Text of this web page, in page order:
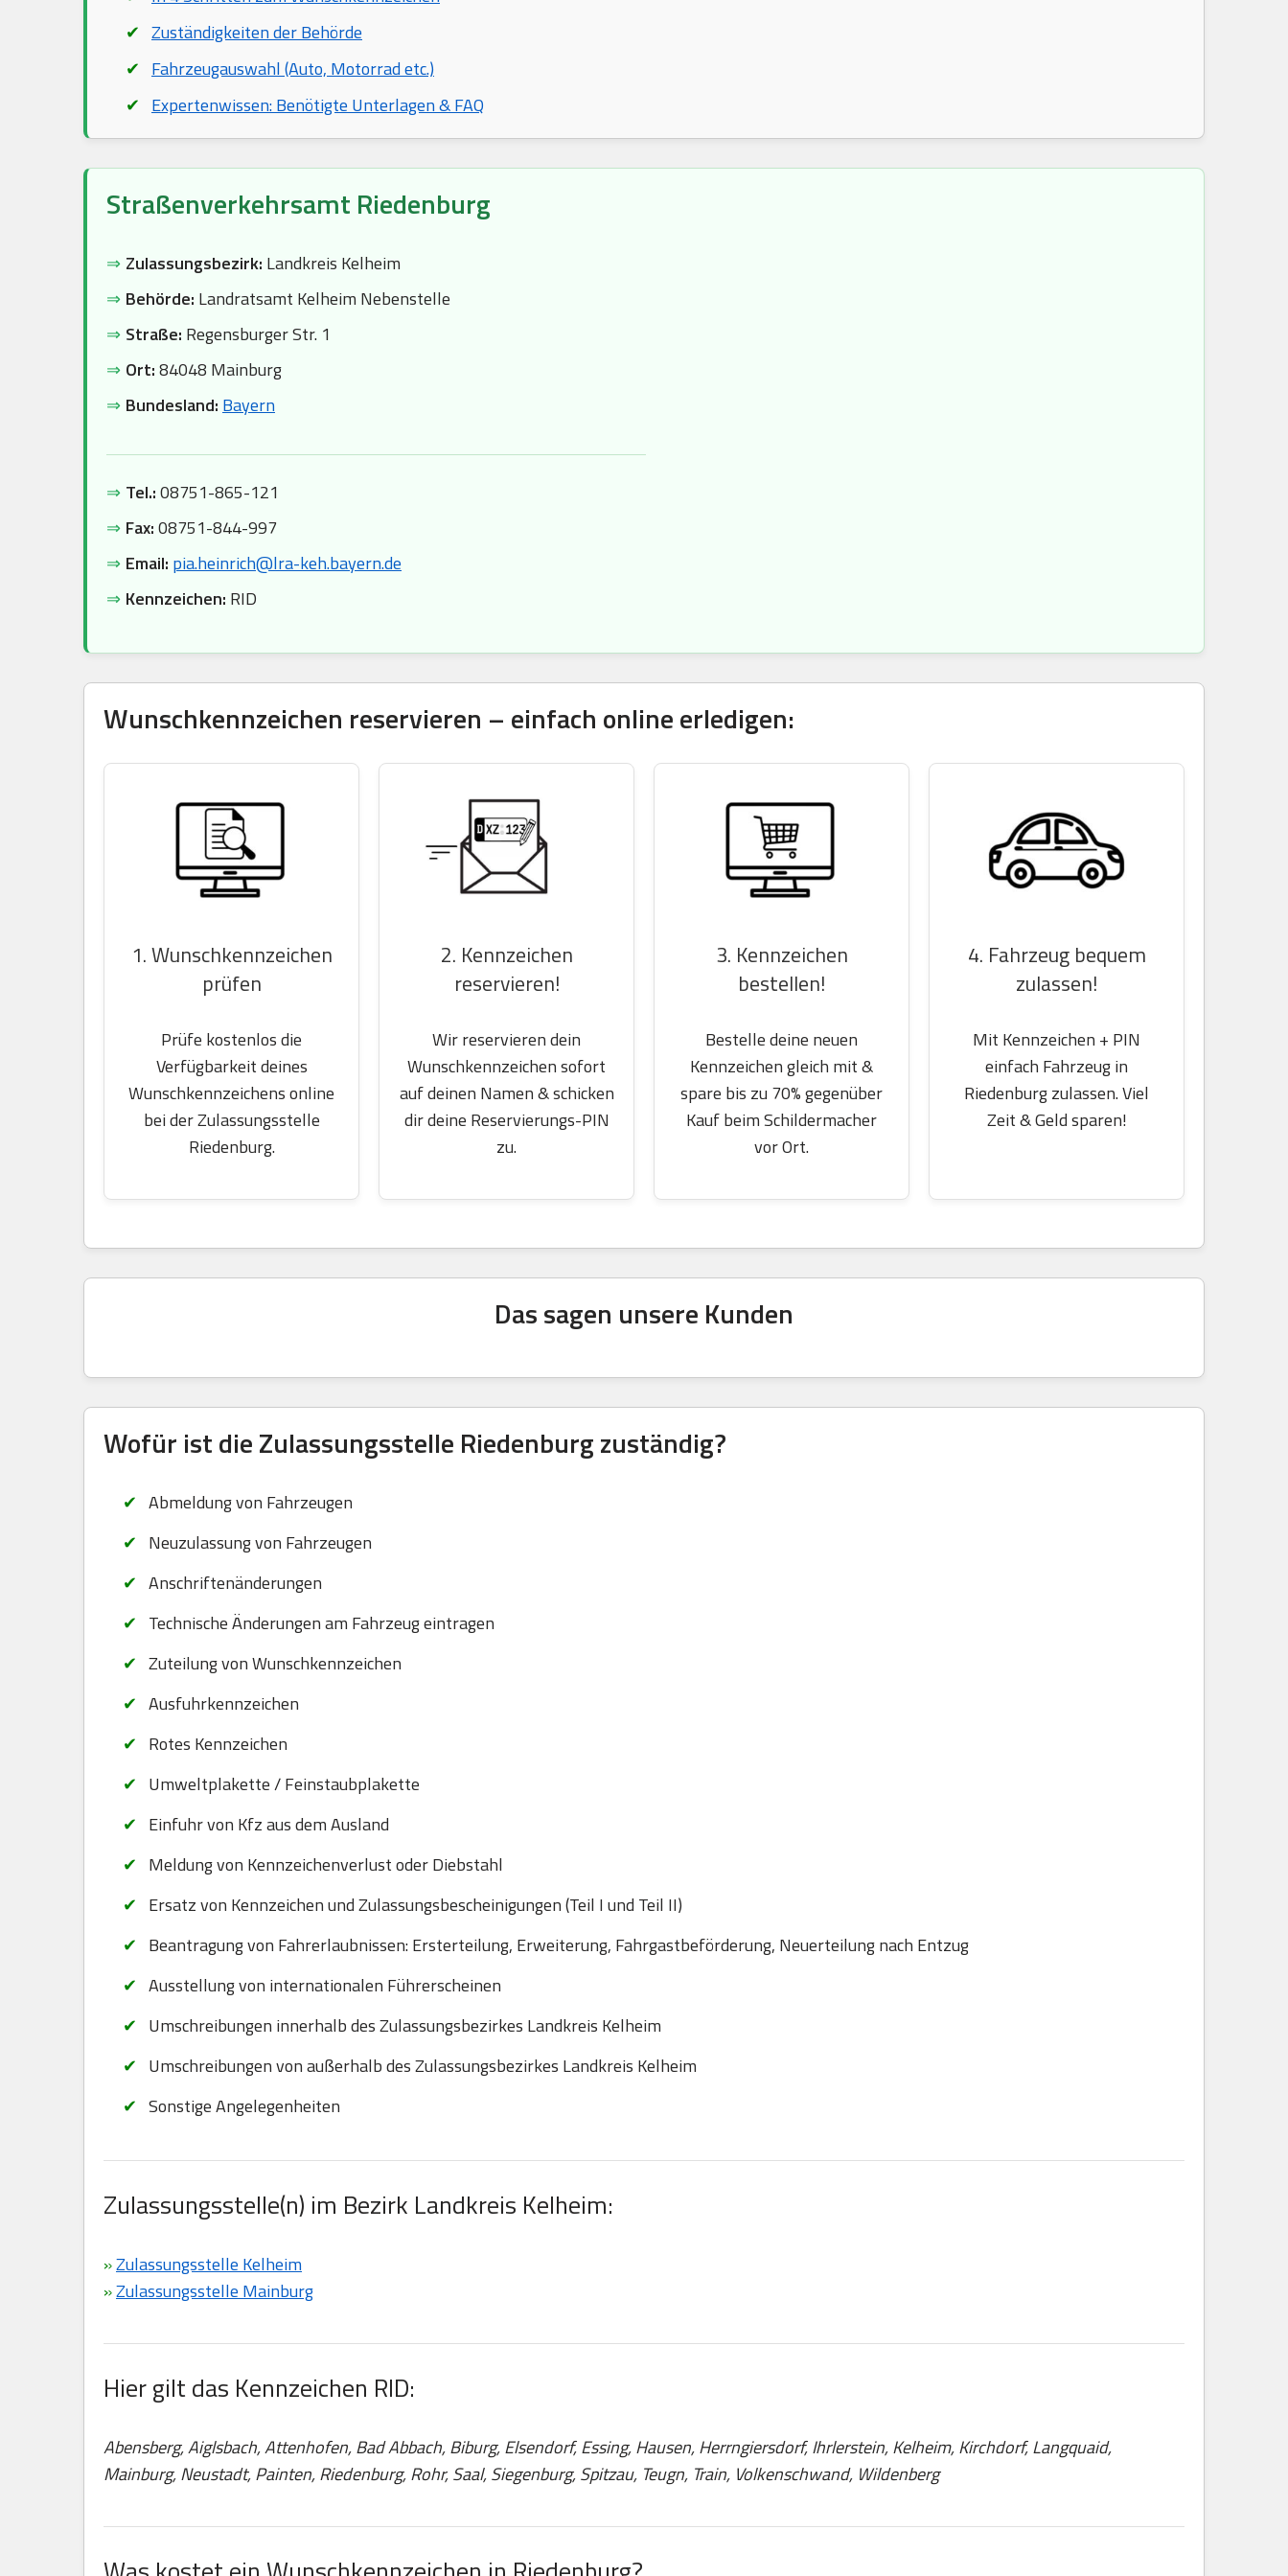
Zuständigkeiten der Behörde
Fahrzeugauswahl (Auto, Motorrad etc.)
Expertenwissen: Benötigte Unterlagen & FAQ
Straßenverkehrsamt Riedenburg
⇒ Zulassungsbezirk: Landkreis Kelheim
⇒ Behörde: Landratsamt Kelheim Nebenstelle
⇒ Straße: Regensburger Str. 1
⇒ Ort:84048 Mainburg
⇒ Bundesland: Bayern
⇒ Tel.:08751-865-121
⇒ Fax:08751-844-997
⇒ Email: pia.heinrich@lra-keh.bayern.de
⇒ Kennzeichen: RID
Wunschkennzeichen reservieren – einfach online erledigen:
1. Wunschkennzeichen
prüfen
Prüfe kostenlos die
Verfügbarkeit deines
Wunschkennzeichens online
bei der Zulassungsstelle
Riedenburg.
2. Kennzeichen
reservieren!
Wir reservieren dein
Wunschkennzeichen sofort
auf deinen Namen & schicken
dir deine Reservierungs-PIN
zu.
3. Kennzeichen
bestellen!
Bestelle deine neuen
Kennzeichen gleich mit &
spare bis zu 70% gegenüber
Kauf beim Schildermacher
vor Ort.
4. Fahrzeug bequem
zulassen!
Mit Kennzeichen + PIN
einfach Fahrzeug in
Riedenburg zulassen. Viel
Zeit & Geld sparen!
Das sagen unsere Kunden
Wofür ist die Zulassungsstelle Riedenburg zuständig?
Abmeldung von Fahrzeugen
Neuzulassung von Fahrzeugen
Anschriftenänderungen
Technische Änderungen am Fahrzeug eintragen
Zuteilung von Wunschkennzeichen
Ausfuhrkennzeichen
Rotes Kennzeichen
Umweltplakette / Feinstaubplakette
Einfuhr von Kfz aus dem Ausland
Meldung von Kennzeichenverlust oder Diebstahl
Ersatz von Kennzeichen und Zulassungsbescheinigungen (Teil I und Teil II)
Beantragung von Fahrerlaubnissen: Ersterteilung, Erweiterung, Fahrgastbeförderung, Neuerteilung nach Entzug
Ausstellung von internationalen Führerscheinen
Umschreibungen innerhalb des Zulassungsbezirkes Landkreis Kelheim
Umschreibungen von außerhalb des Zulassungsbezirkes Landkreis Kelheim
Sonstige Angelegenheiten
Zulassungsstelle(n) im Bezirk Landkreis Kelheim:
»Zulassungsstelle Kelheim
»Zulassungsstelle Mainburg
Hier gilt das Kennzeichen RID:
Abensberg, Aiglsbach, Attenhofen, Bad Abbach, Biburg, Elsendorf, Essing, Hausen, Herrngiersdorf, Ihrlerstein, Kelheim, Kirchdorf, Langquaid,
Mainburg, Neustadt, Painten, Riedenburg, Rohr, Saal, Siegenburg, Spitzau, Teugn, Train, Volkenschwand, Wildenberg